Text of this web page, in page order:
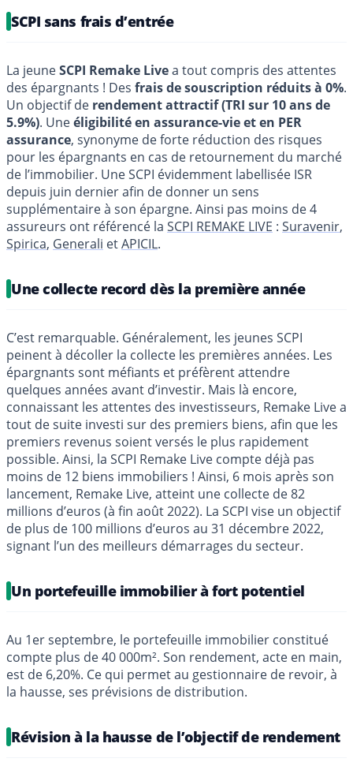
SCPI sans frais d’entrée
La jeuneSCPI Remake Livea tout compris des attentes
des épargnants ! Des frais de souscription réduits à 0%.
Un objectif de rendement attractif (TRI sur 10 ans de
5.9%). Uneéligibilité en assurance-vie et en PER
assurance, synonyme de forte réduction des risques
pour les épargnants en cas de retournement du marché
de l’immobilier. Une SCPI évidemment labellisée ISR
depuis juin dernier afin de donner un sens
supplémentaire à son épargne. Ainsi pas moins de 4
assureurs ont référencé la SCPI REMAKE LIVE : Suravenir,
Spirica, Generali etAPICIL.
Une collecte record dès la première année
C’est remarquable. Généralement, les jeunes SCPI
peinent à décoller la collecte les premières années. Les
épargnants sont méfiants et préfèrent attendre
quelques années avant d’investir. Mais là encore,
connaissant les attentes des investisseurs, Remake Live a
tout de suite investi sur des premiers biens, afin que les
premiers revenus soient versés le plus rapidement
possible. Ainsi, la SCPI Remake Live compte déjà pas
moins de 12 biens immobiliers ! Ainsi, 6 mois après son
lancement, Remake Live, atteint une collecte de 82
millions d’euros (à fin août 2022). La SCPI vise un objectif
de plus de 100 millions d’euros au 31 décembre 2022,
signant l’un des meilleurs démarrages du secteur.
Un portefeuille immobilier à fort potentiel
Au 1er septembre, le portefeuille immobilier constitué
compte plus de 40 000m². Son rendement, acte en main,
est de 6,20%. Ce qui permet au gestionnaire de revoir, à
la hausse, ses prévisions de distribution.
Révision à la hausse de l’objectif de rendement